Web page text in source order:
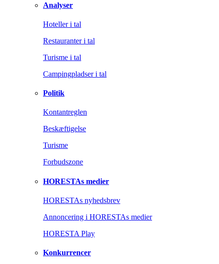
Analyser
Hoteller i tal
Restauranter i tal
Turisme i tal
Campingpladser i tal
Politik
Kontantreglen
Beskæftigelse
Turisme
Forbudszone
HORESTAs medier
HORESTAs nyhedsbrev
Annoncering i HORESTAs medier
HORESTA Play
Konkurrencer